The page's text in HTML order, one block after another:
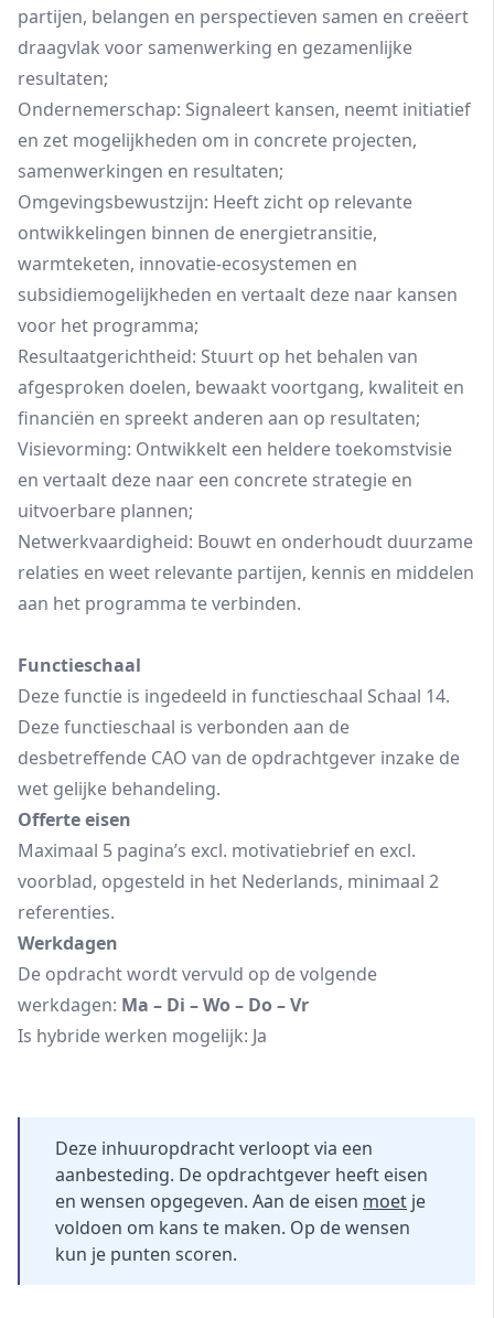
partijen, belangen en perspectieven samen en creëert
draagvlak voor samenwerking en gezamenlijke
resultaten;
Ondernemerschap: Signaleert kansen, neemt initiatief
en zet mogelijkheden om in concrete projecten,
samenwerkingen en resultaten;
Omgevingsbewustzijn: Heeft zicht op relevante
ontwikkelingen binnen de energietransitie,
warmteketen, innovatie-ecosystemen en
subsidiemogelijkheden en vertaalt deze naar kansen
voor het programma;
Resultaatgerichtheid: Stuurt op het behalen van
afgesproken doelen, bewaakt voortgang, kwaliteit en
financiën en spreekt anderen aan op resultaten;
Visievorming: Ontwikkelt een heldere toekomstvisie
en vertaalt deze naar een concrete strategie en
uitvoerbare plannen;
Netwerkvaardigheid: Bouwt en onderhoudt duurzame
relaties en weet relevante partijen, kennis en middelen
aan het programma te verbinden.
Functieschaal
Deze functie is ingedeeld in functieschaal Schaal 14.
Deze functieschaal is verbonden aan de
desbetreffende CAO van de opdrachtgever inzake de
wet gelijke behandeling.
Offerte eisen
Maximaal 5 pagina’s excl. motivatiebrief en excl.
voorblad, opgesteld in het Nederlands, minimaal 2
referenties.
Werkdagen
De opdracht wordt vervuld op de volgende
werkdagen: Ma – Di – Wo – Do – Vr
Is hybride werken mogelijk: Ja
Deze inhuuropdracht verloopt via een
aanbesteding. De opdrachtgever heeft eisen
en wensen opgegeven. Aan de eisen moet je
voldoen om kans te maken. Op de wensen
kun je punten scoren.